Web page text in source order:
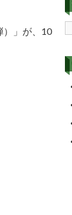
）」が、10